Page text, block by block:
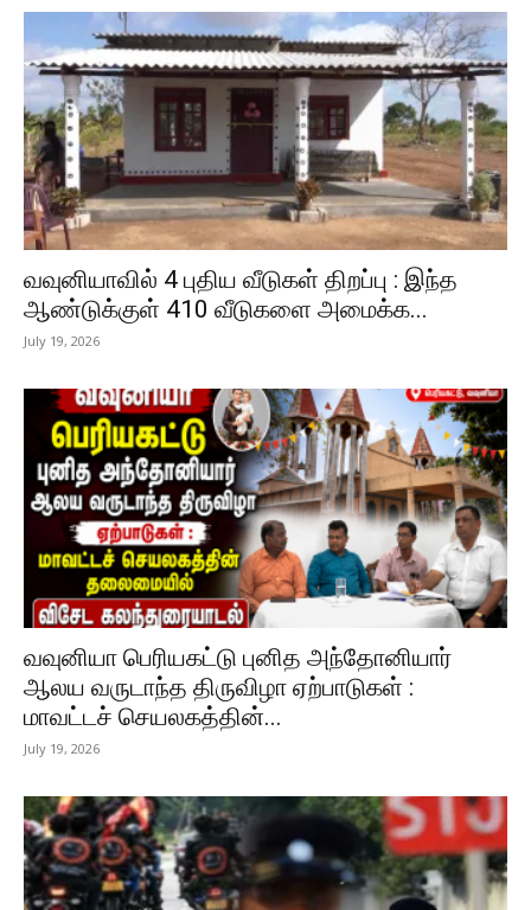
வவுனியாவில் 4 புதிய வீடுகள் திறப்பு : இந்த
ஆண்டுக்குள் 410 வீடுகளை அமைக்க...
July 19, 2026
வவுனியா பெரியகட்டு புனித அந்தோனியார்
ஆலய வருடாந்த திருவிழா ஏற்பாடுகள் :
மாவட்டச் செயலகத்தின்...
July 19, 2026